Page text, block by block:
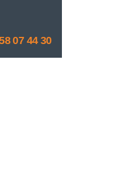
07 44 30